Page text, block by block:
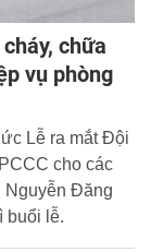
chữa
vụ phòng
Lễ ra mắt Đội
cho các
Nguyễn Đăng
buổi lễ.